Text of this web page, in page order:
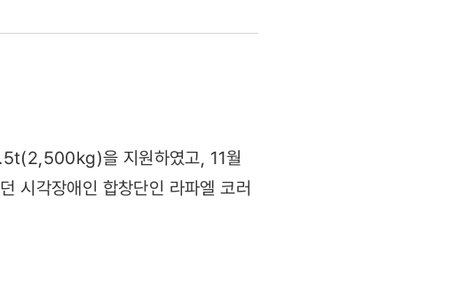
을 지원하였고, 11월
시각장애인 합창단인 라파엘 코러